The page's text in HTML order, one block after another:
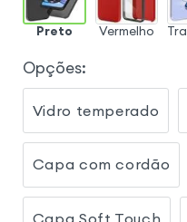
Preto Vermelho
Opções:
Vidro temperado
Capa com cordão